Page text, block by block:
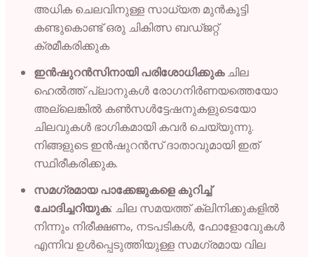
അധിക ചെലവിനുള്ള സാധ്യത മുൻകൂട്ടി
കണ്ടുകൊണ്ട് ഒരു ചികിത്സ ബഡ്ജറ്റ്
ക്രമീകരിക്കുക
ഇൻഷുറൻസിനായി പരിശോധിക്കുകചില
ഹെൽത്ത് പ്ലാനുകൾ രോഗനിർണയത്തെയോ
അല്ലെങ്കിൽ കൺസൾട്ടേഷനുകളുടെയോ
ചിലവുകൾ ഭാഗികമായി കവർ ചെയ്യുന്നു.
നിങ്ങളുടെ ഇൻഷുറൻസ് ദാതാവുമായി ഇത്
സ്ഥിരീകരിക്കുക.
സമഗ്രമായ പാക്കേജുകളെ കുറിച്ച്
ചോദിച്ചറിയുക: ചില സമയത്ത് ക്ലിനിക്കുകളിൽ
നിന്നും നിരീക്ഷണം, നടപടികൾ, ഫോളോവേുകൾ
എന്നിവ ഉൾപ്പെടുത്തിയുള്ള സമഗ്രമായ വില